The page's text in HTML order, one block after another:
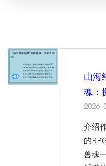
山海
魂：
2026-
介绍
的
兽魂